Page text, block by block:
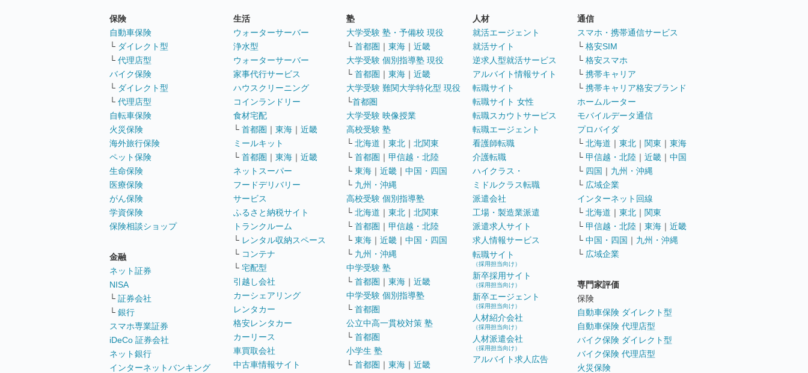
保険
自動車保険
└ ダイレクト型
└ 代理店型
バイク保険
└ ダイレクト型
└ 代理店型
自転車保険
火災保険
海外旅行保険
ペット保険
生命保険
医療保険
がん保険
学資保険
保険相談ショップ
金融
ネット証券
NISA
└ 証券会社
└ 銀行
スマホ専業証券
iDeCo 証券会社
ネット銀行
インターネットバンキング
生活
ウォーターサーバー
浄水型
ウォーターサーバー
家事代行サービス
ハウスクリーニング
コインランドリー
食材宅配
└ 首都圏 ｜ 東海 ｜ 近畿
ミールキット
└ 首都圏 ｜ 東海 ｜ 近畿
ネットスーパー
フードデリバリー
サービス
ふるさと納税サイト
トランクルーム
└ レンタル収納スペース
└ コンテナ
└ 宅配型
引越し会社
カーシェアリング
レンタカー
格安レンタカー
カーリース
車買取会社
中古車情報サイト
塾
大学受験 塾・予備校 現役
└ 首都圏 ｜ 東海 ｜ 近畿
大学受験 個別指導塾 現役
└ 首都圏 ｜ 東海 ｜ 近畿
大学受験 難関大学特化型 現役
└首都圏
大学受験 映像授業
高校受験 塾
└ 北海道 ｜ 東北 ｜ 北関東
└ 首都圏 ｜ 甲信越・北陸
└ 東海 ｜ 近畿 ｜ 中国・四国
└ 九州・沖縄
高校受験 個別指導塾
└ 北海道 ｜ 東北 ｜ 北関東
└ 首都圏 ｜ 甲信越・北陸
└ 東海 ｜ 近畿 ｜ 中国・四国
└ 九州・沖縄
中学受験 塾
└ 首都圏 ｜ 東海 ｜ 近畿
中学受験 個別指導塾
└ 首都圏
公立中高一貫校対策 塾
└ 首都圏
小学生 塾
└ 首都圏 ｜ 東海 ｜ 近畿
人材
就活エージェント
就活サイト
逆求人型就活サービス
アルバイト情報サイト
転職サイト
転職サイト 女性
転職スカウトサービス
転職エージェント
看護師転職
介護転職
ハイクラス・
ミドルクラス転職
派遣会社
工場・製造業派遣
派遣求人サイト
求人情報サービス
転職サイト
（採用担当向け）
新卒採用サイト
（採用担当向け）
新卒エージェント
（採用担当向け）
人材紹介会社
（採用担当向け）
人材派遣会社
（採用担当向け）
アルバイト求人広告
通信
スマホ・携帯通信サービス
└ 格安SIM
└ 格安スマホ
└ 携帯キャリア
└ 携帯キャリア格安ブランド
ホームルーター
モバイルデータ通信
プロバイダ
└ 北海道 ｜ 東北 ｜ 関東 ｜ 東海
└ 甲信越・北陸 ｜ 近畿 ｜ 中国
└ 四国 ｜ 九州・沖縄
└ 広域企業
インターネット回線
└ 北海道 ｜ 東北 ｜ 関東
└ 甲信越・北陸 ｜ 東海 ｜ 近畿
└ 中国・四国 ｜ 九州・沖縄
└ 広域企業
専門家評価
保険
自動車保険 ダイレクト型
自動車保険 代理店型
バイク保険 ダイレクト型
バイク保険 代理店型
火災保険